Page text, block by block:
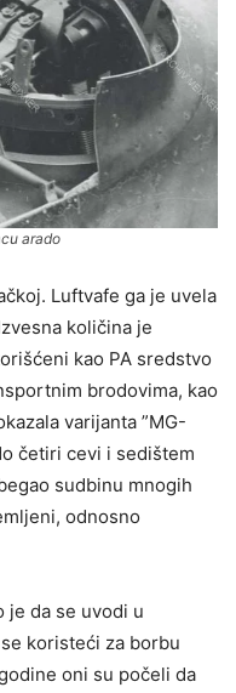
arado
Luftvafe ga je uvela
količina je
kao PA sredstvo
brodovima, kao
varijanta ”MG-
četiri cevi i sedištem
sudbinu mnogih
odnosno
je da se uvodi u
koristeći za borbu
oni su počeli da